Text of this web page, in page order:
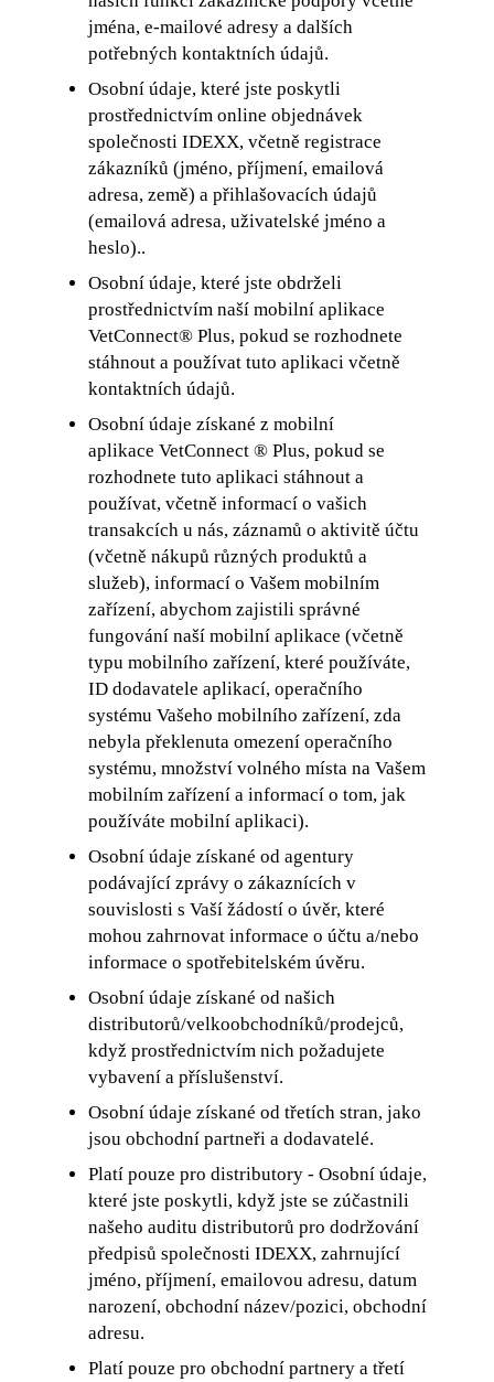
jména, e-mailové adresy a dalších
potřebných kontaktních údajů.
Osobní údaje, které jste poskytli
prostřednictvím online objednávek
společnosti IDEXX, včetně registrace
zákazníků (jméno, příjmení, emailová
adresa, země) a přihlašovacích údajů
(emailová adresa, uživatelské jméno a
heslo)..
Osobní údaje, které jste obdrželi
prostřednictvím naší mobilní aplikace
VetConnect® Plus, pokud se rozhodnete
stáhnout a používat tuto aplikaci včetně
kontaktních údajů.
Osobní údaje získané z mobilní
aplikace VetConnect ® Plus, pokud se
rozhodnete tuto aplikaci stáhnout a
používat, včetně informací o vašich
transakcích u nás, záznamů o aktivitě účtu
(včetně nákupů různých produktů a
služeb), informací o Vašem mobilním
zařízení, abychom zajistili správné
fungování naší mobilní aplikace (včetně
typu mobilního zařízení, které používáte,
ID dodavatele aplikací, operačního
systému Vašeho mobilního zařízení, zda
nebyla překlenuta omezení operačního
systému, množství volného místa na Vašem
mobilním zařízení a informací o tom, jak
používáte mobilní aplikaci).
Osobní údaje získané od agentury
podávající zprávy o zákaznících v
souvislosti s Vaší žádostí o úvěr, které
mohou zahrnovat informace o účtu a/nebo
informace o spotřebitelském úvěru.
Osobní údaje získané od našich
distributorů/velkoobchodníků/prodejců,
když prostřednictvím nich požadujete
vybavení a příslušenství.
Osobní údaje získané od třetích stran, jako
jsou obchodní partneři a dodavatelé.
Platí pouze pro distributory - Osobní údaje,
které jste poskytli, když jste se zúčastnili
našeho auditu distributorů pro dodržování
předpisů společnosti IDEXX, zahrnující
jméno, příjmení, emailovou adresu, datum
narození, obchodní název/pozici, obchodní
adresu.
Platí pouze pro obchodní partnery a třetí